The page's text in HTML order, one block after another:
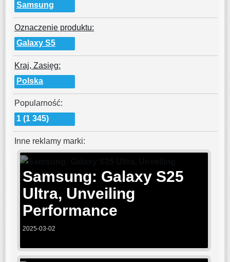
Samsung
Oznaczenie produktu:
Galaxy S5
Kraj, Zasięg:
Polska
Popularność:
1 (1 345)
Inne reklamy marki:
Samsung: Galaxy S25
Ultra, Unveiling
Performance
2025-03-02